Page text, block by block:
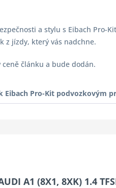
a stylu s Eibach Pro-
z jízdy, který vás nadchne.
článku a bude dodán.
Eibach Pro-Kit podvozkovým
A1 (8X1, 8XK) 1.4